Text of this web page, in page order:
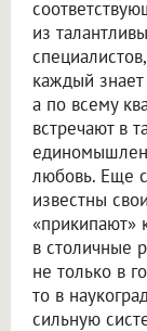
из
каждый
а по всему
встречают в
любовь. Еще
известны
«прикипают»
в столичные
не только в
то в
сильную